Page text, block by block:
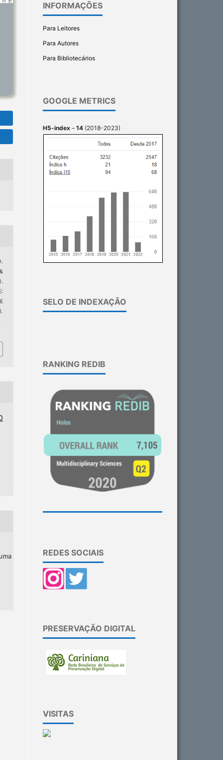
INFORMAÇÕES
Para Leitores
Para Autores
Para Bibliotecários
GOOGLE METRICS
H5-index – 14 (2018-2023)
SELO DE INDEXAÇÃO
RANKING REDIB
REDES SOCIAIS
PRESERVAÇÃO DIGITAL
VISITAS